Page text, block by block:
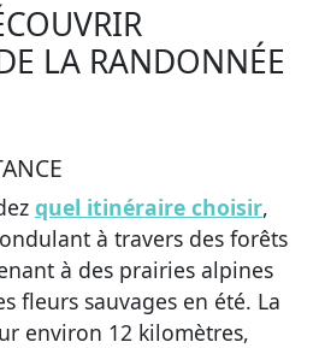
LA RANDONNÉE
quel itinéraire choisir,
à travers des forêts
à des prairies alpines
fleurs sauvages en été. La
environ 12 kilomètres,